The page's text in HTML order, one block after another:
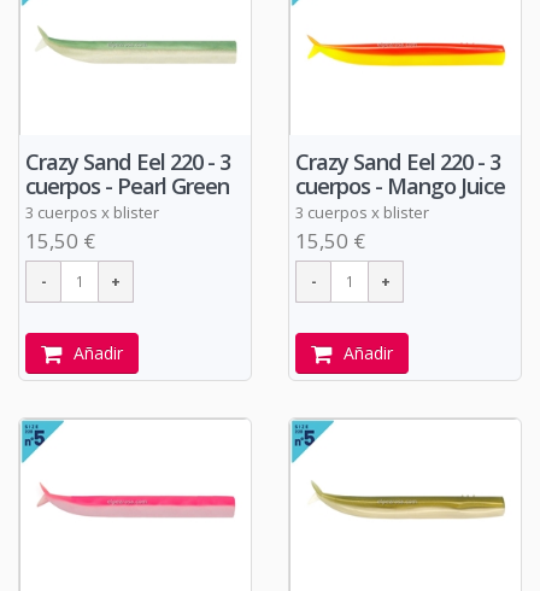
Crazy Sand Eel 220 - 3
cuerpos - Pearl Green
3 cuerpos x blister
15,50 €
Añadir
Crazy Sand Eel 220 - 3
cuerpos - Mango Juice
3 cuerpos x blister
15,50 €
Añadir